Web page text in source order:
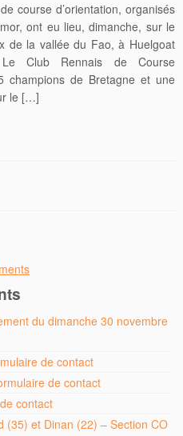
course d’orientation, organisés
ont eu lieu, dimanche, sur le
de la vallée du Fao, à Huelgoat
Club Rennais de Course
champions de Bretagne et une
le […]
du dimanche 30 novembre
de contact
de contact
contact
(35) et Dinan (22) – Section CO